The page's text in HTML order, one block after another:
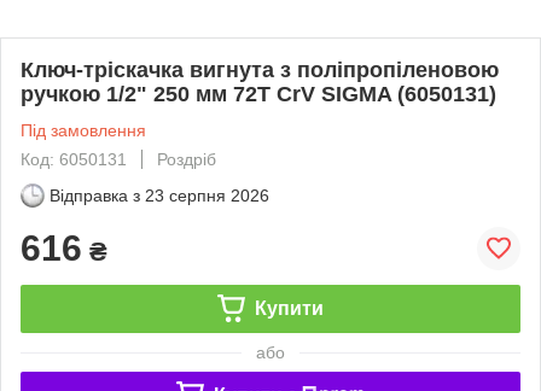
Ключ-тріскачка вигнута з поліпропіленовою
ручкою 1/2" 250 мм 72T CrV SIGMA (6050131)
Під замовлення
Код: 6050131
Роздріб
Відправка з 23 серпня 2026
616 ₴
Купити
або